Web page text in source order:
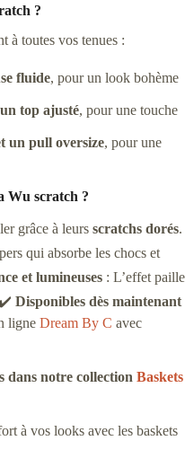
?
à toutes vos tenues :
fluide, pour un look bohème
top ajusté, pour une touche
un pull oversize, pour une
Wu scratch ?
grâce à leurs scratchs dorés.
qui absorbe les chocs et
et lumineuses : L’effet paille
✔️ Disponibles dès maintenant
ligne Dream By C avec
dans notre collection Baskets
à vos looks avec les baskets